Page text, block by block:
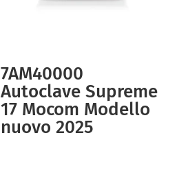
7AM40000
Autoclave Supreme
17 Mocom Modello
nuovo 2025